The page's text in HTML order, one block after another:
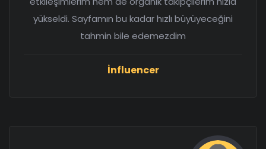
yükseldi. Sayfamın bu kadar hızlı büyüyeceğini
tahmin bile edemezdim
İnfluencer